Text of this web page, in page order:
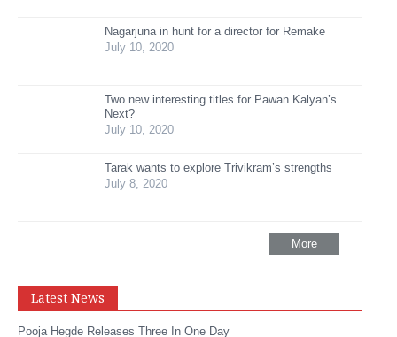
Nagarjuna in hunt for a director for Remake
July 10, 2020
Two new interesting titles for Pawan Kalyan’s
Next?
July 10, 2020
Tarak wants to explore Trivikram’s strengths
July 8, 2020
More
Latest News
Pooja Hegde Releases Three In One Day